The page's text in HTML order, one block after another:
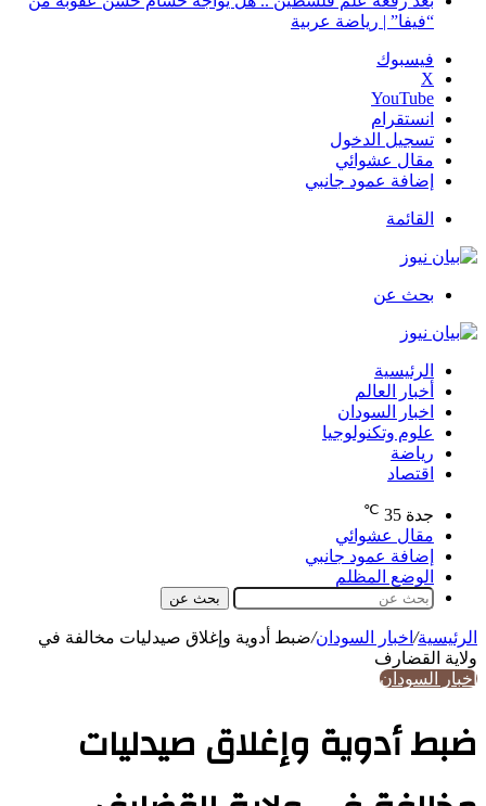
“فيفا” | رياضة عربية
فيسبوك
‫X
‫YouTube
انستقرام
تسجيل الدخول
مقال عشوائي
إضافة عمود جانبي
القائمة
بحث عن
الرئيسية
أخبار العالم
اخبار السودان
علوم وتكنولوجيا
رياضة
اقتصاد
جدة 35
℃
مقال عشوائي
إضافة عمود جانبي
الوضع المظلم
بحث عن
الرئيسية/ اخبار السودان/ضبط أدوية وإغلاق صيدليات مخالفة في
ولاية القضارف
اخبار السودان
ضبط أدوية وإغلاق صيدليات